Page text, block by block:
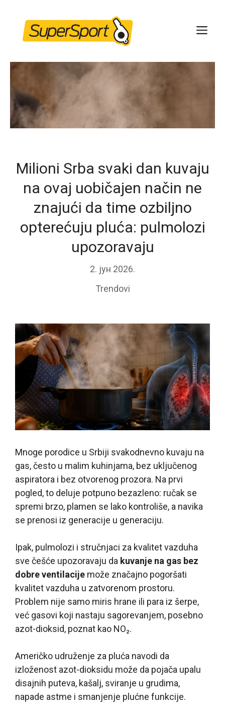
content
Milioni Srba svaki dan kuvaju
na ovaj uobičajen način ne
znajući da time ozbiljno
opterećuju pluća: pulmolozi
upozoravaju
2. јун 2026.
Trendovi
Mnoge porodice u Srbiji svakodnevno kuvaju na
gas, često u malim kuhinjama, bez uključenog
aspiratora i bez otvorenog prozora. Na prvi
pogled, to deluje potpuno bezazleno: ručak se
spremi brzo, plamen se lako kontroliše, a navika
se prenosi iz generacije u generaciju.
Ipak, pulmolozi i stručnjaci za kvalitet vazduha
sve češće upozoravaju da kuvanje na gas bez
dobre ventilacije može značajno pogoršati
kvalitet vazduha u zatvorenom prostoru.
Problem nije samo miris hrane ili para iz šerpe,
već gasovi koji nastaju sagorevanjem, posebno
azot-dioksid, poznat kao NO₂.
Američko udruženje za pluća navodi da
izloženost azot-dioksidu može da pojača upalu
disajnih puteva, kašalj, sviranje u grudima,
napade astme i smanjenje plućne funkcije.